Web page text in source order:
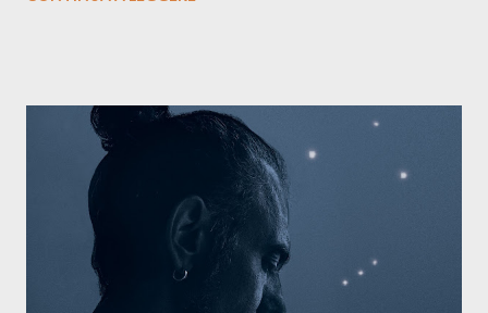
La canzone racconta la difficoltà di creare, e perfino di esistere,
sotto il peso della realtà. Ma lo fa cercando una via d’uscita, una
forma di assoluzione, nel vivere e nel suonare, nel trovare respiro
anche quando l’aria sembra farsi più densa. Il brano è anche una
dichiarazione d’intenti: Cico Messina apre il suo nuovo percorso
artistico con una composizi...